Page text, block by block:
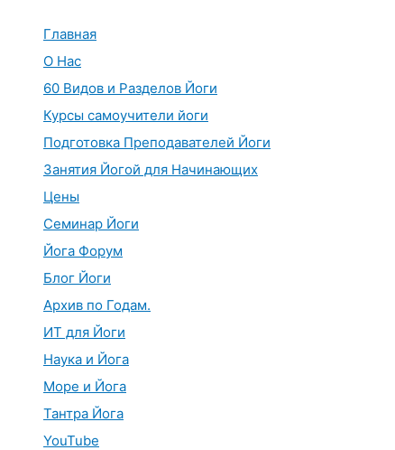
Главная
О Нас
60 Видов и Разделов Йоги
Курсы самоучители йоги
Подготовка Преподавателей Йоги
Занятия Йогой для Начинающих
Цены
Семинар Йоги
Йога Форум
Блог Йоги
Архив по Годам.
ИТ для Йоги
Наука и Йога
Море и Йога
Тантра Йога
YouTube